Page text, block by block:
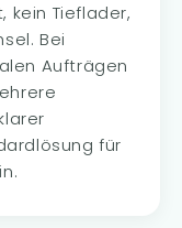
kein Tieflader,
Bei
Aufträgen
für